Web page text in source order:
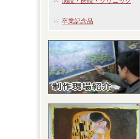
卒業記念品